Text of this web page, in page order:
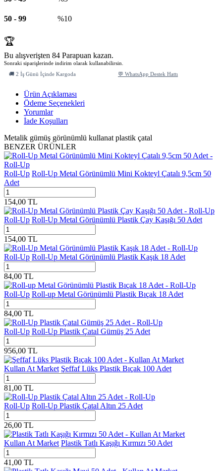
50 - 99 %10
🏆
Bu alışverişten 84 Parapuan kazan.
Sonraki siparişlerinde indirim olarak kullanabilirsin.
🚚 2 İş Günü İçinde Kargoda
💬 WhatsApp Destek Hattı
Ürün Açıklaması
Ödeme Seçenekleri
Yorumlar
İade Koşulları
Metalik gümüş görünümlü kullanat plastik çatal
BENZER ÜRÜNLER
Roll-Up Roll-Up Metal Görünümlü Mini Kokteyl Çatalı 9,5cm 50
Adet
154,00 TL
Roll-Up Roll-Up Metal Görünümlü Plastik Çay Kaşığı 50 Adet
154,00 TL
Roll-Up Roll-Up Metal Görünümlü Plastik Kaşık 18 Adet
84,00 TL
Roll-Up Roll-up Metal Görünümlü Plastik Bıçak 18 Adet
84,00 TL
Roll-Up Roll-Up Plastik Çatal Gümüş 25 Adet
956,00 TL
Kullan At Market Şeffaf Lüks Plastik Bıçak 100 Adet
81,00 TL
Roll-Up Roll-Up Plastik Çatal Altın 25 Adet
26,00 TL
Kullan At Market Plastik Tatlı Kaşığı Kırmızı 50 Adet
41,00 TL